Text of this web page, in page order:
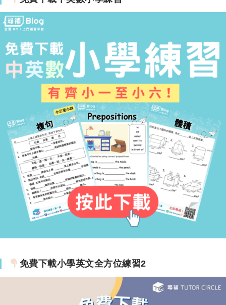
免費下載小學英文全方位練習2